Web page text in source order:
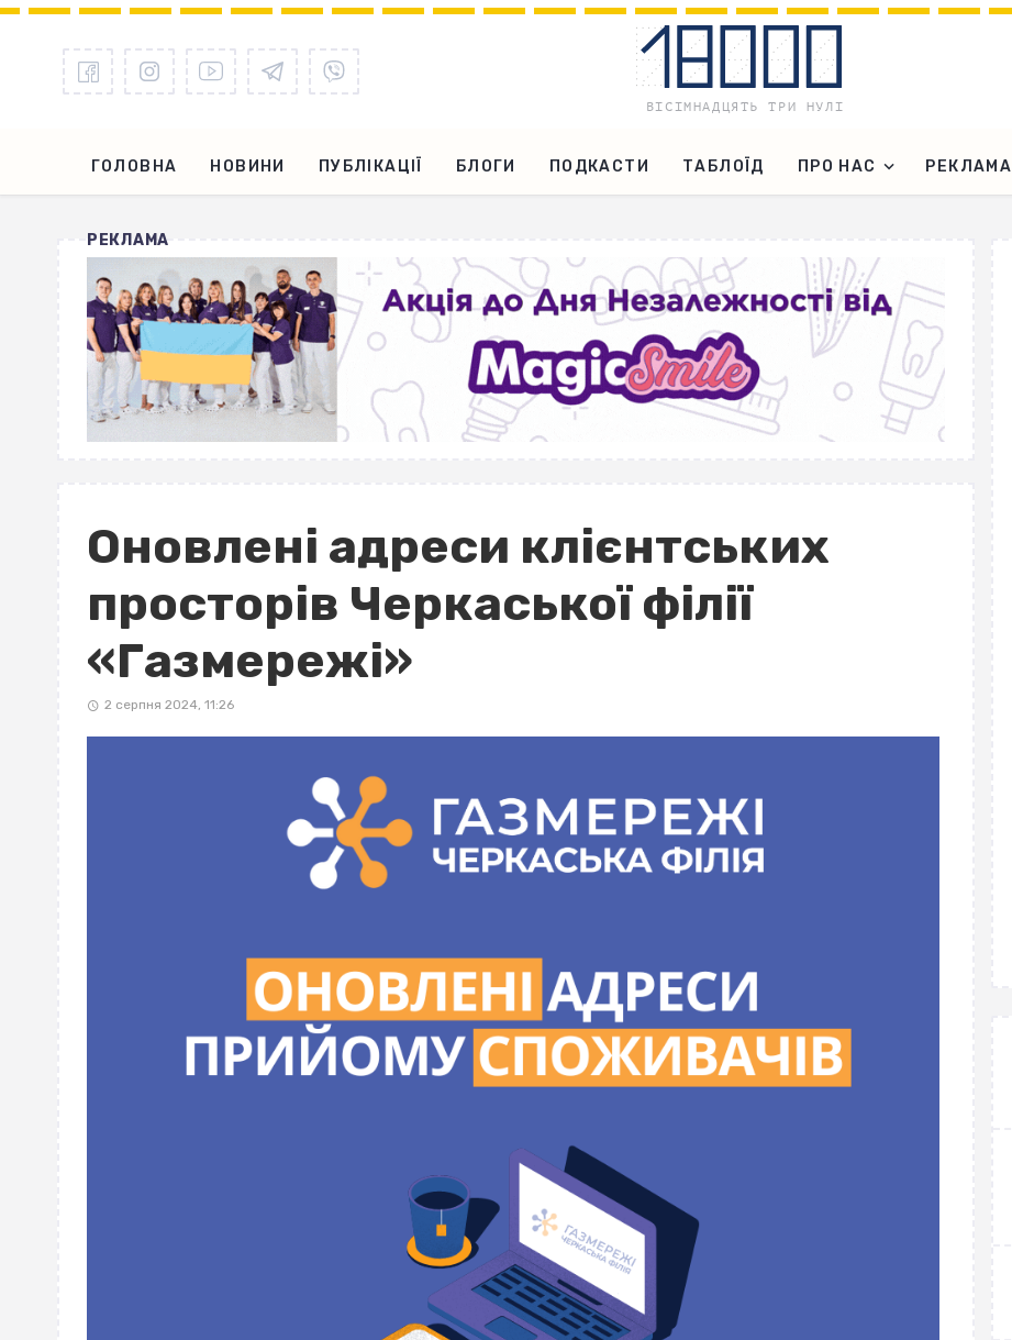
ГОЛОВНА НОВИНИ ПУБЛІКАЦІЇ БЛОГИ ПОДКАСТИ ТАБЛОЇД ПРО НАС РЕКЛАМА
РЕКЛАМА
Оновлені адреси клієнтських
просторів Черкаської філії
«Газмережі»
2 серпня 2024, 11:26